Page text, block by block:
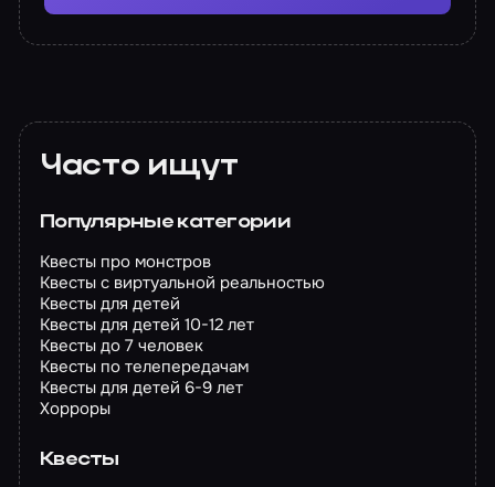
Часто ищут
Популярные категории
Квесты про монстров
Квесты с виртуальной реальностью
Квесты для детей
Квесты для детей 10-12 лет
Квесты до 7 человек
Квесты по телепередачам
Квесты для детей 6-9 лет
Хорроры
Квесты